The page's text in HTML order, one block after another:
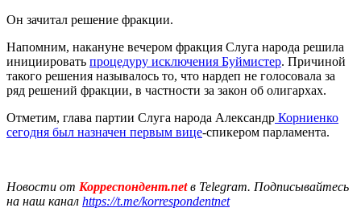
Он зачитал решение фракции.
Напомним, накануне вечером фракция Слуга народа решила
инициировать процедуру исключения Буймистер. Причиной
такого решения называлось то, что нардеп не голосовала за
ряд решений фракции, в частности за закон об олигархах.
Отметим, глава партии Слуга народа Александр Корниенко
сегодня был назначен первым вице-спикером парламента.
Новости от Корреспондент.netв Telegram. Подписывайтесь
на наш канал https://t.me/korrespondentnet